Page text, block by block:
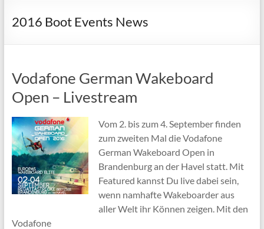
2016 Boot Events News
Vodafone German Wakeboard
Open – Livestream
Vom 2. bis zum 4. September finden
zum zweiten Mal die Vodafone
German Wakeboard Open in
Brandenburg an der Havel statt. Mit
Featured kannst Du live dabei sein,
wenn namhafte Wakeboarder aus
aller Welt ihr Können zeigen. Mit den
Vodafone